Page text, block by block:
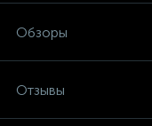
Обзоры
Отзывы